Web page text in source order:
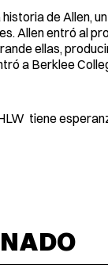
de Allen,
Allen entró al
ellas,
a Berklee
tiene